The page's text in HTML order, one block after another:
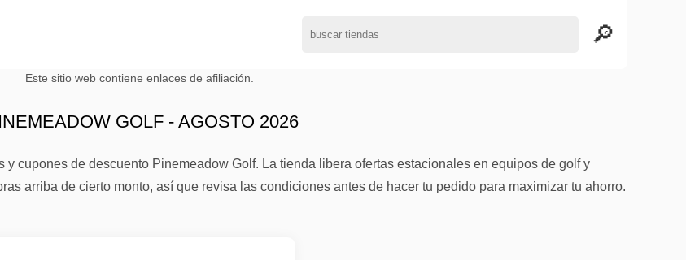
Este sitio web contiene enlaces de afiliación.
GOLF - AGOSTO 2026
y cupones de descuento Pinemeadow Golf. La tienda libera ofertas estacionales en equipos de golf y
arriba de cierto monto, así que revisa las condiciones antes de hacer tu pedido para maximizar tu ahorro.